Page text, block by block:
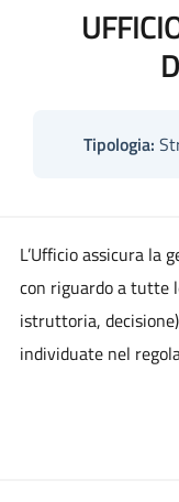
Tipologia:
L’Ufficio assicura la
con riguardo a tutte
istruttoria,
individuate nel